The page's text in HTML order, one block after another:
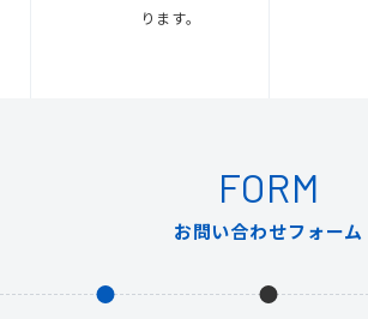
ります。
FORM
お問い合わせフォーム